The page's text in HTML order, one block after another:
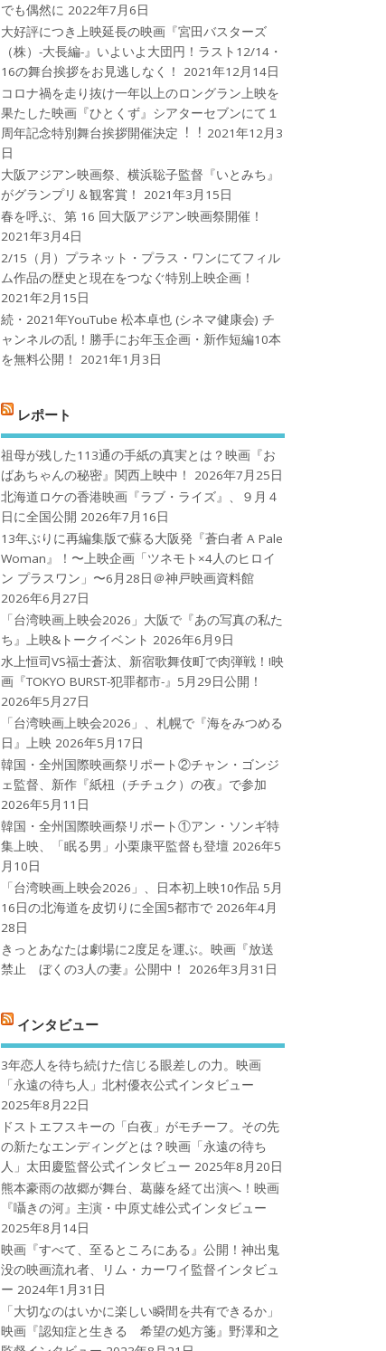
でも偶然に 2022年7月6日
大好評につき上映延長の映画『宮田バスターズ
（株）-大長編-』いよいよ大団円！ラスト12/14・
16の舞台挨拶をお見逃しなく！
2021年12月14日
コロナ禍を⾛り抜け⼀年以上のロングラン上映を
果たした映画『ひとくず』シアターセブンにて１
周年記念特別舞台挨拶開催決定︕︕ 2021年12月3
日
大阪アジアン映画祭、横浜聡子監督『いとみち』
がグランプリ＆観客賞！
2021年3月15日
春を呼ぶ、第 16 回大阪アジアン映画祭開催！
2021年3月4日
2/15（月）プラネット・プラス・ワンにてフィル
ム作品の歴史と現在をつなぐ特別上映企画！
2021年2月15日
続・2021年YouTube 松本卓也 (シネマ健康会) チ
ャンネルの乱！勝手にお年玉企画・新作短編10本
を無料公開！
2021年1月3日
レポート
祖母が残した113通の手紙の真実とは？映画『お
ばあちゃんの秘密』関西上映中！
2026年7月25日
北海道ロケの香港映画『ラブ・ライズ』、９月４
日に全国公開 2026年7月16日
13年ぶりに再編集版で蘇る大阪発『蒼白者 A Pale
Woman』！〜上映企画「ツネモト×4人のヒロイ
ン プラスワン」〜6月28日＠神戸映画資料館
2026年6月27日
「台湾映画上映会2026」大阪で『あの写真の私た
ち』上映&トークイベント 2026年6月9日
水上恒司VS福士蒼汰、新宿歌舞伎町で肉弾戦！!映
画『TOKYO BURST-犯罪都市-』5月29日公開！
2026年5月27日
「台湾映画上映会2026」、札幌で『海をみつめる
日』上映 2026年5月17日
韓国・全州国際映画祭リポート②チャン・ゴンジ
ェ監督、新作『紙杻（チチュク）の夜』で参加
2026年5月11日
韓国・全州国際映画祭リポート①アン・ソンギ特
集上映、「眠る男」小栗康平監督も登壇 2026年5
月10日
「台湾映画上映会2026」、日本初上映10作品 5月
16日の北海道を皮切りに全国5都市で 2026年4月
28日
きっとあなたは劇場に2度足を運ぶ。映画『放送
禁止 ぼくの3人の妻』公開中！
2026年3月31日
インタビュー
3年恋人を待ち続けた信じる眼差しの力。映画
「永遠の待ち人」北村優衣公式インタビュー
2025年8月22日
ドストエフスキーの「白夜」がモチーフ。その先
の新たなエンディングとは？映画「永遠の待ち
人」太田慶監督公式インタビュー 2025年8月20日
熊本豪雨の故郷が舞台、葛藤を経て出演へ！映画
『囁きの河』主演・中原丈雄公式インタビュー
2025年8月14日
映画『すべて、至るところにある』公開！神出鬼
没の映画流れ者、リム・カーワイ監督インタビュ
ー 2024年1月31日
「大切なのはいかに楽しい瞬間を共有できるか」
映画『認知症と生きる 希望の処方箋』野澤和之